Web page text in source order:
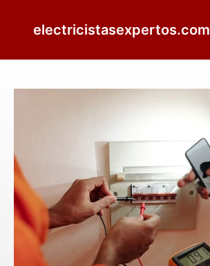
electricistasexpertos.com